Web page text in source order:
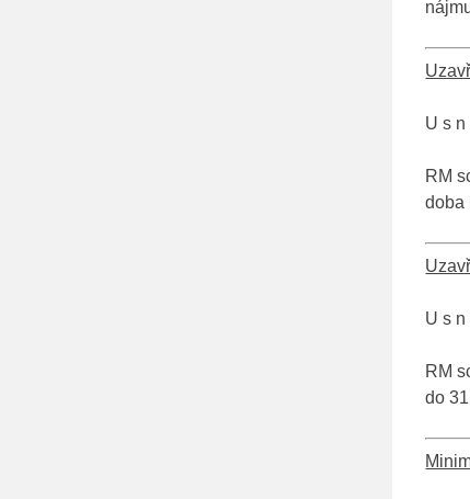
U s n
RM
doba
U s n
RM
do